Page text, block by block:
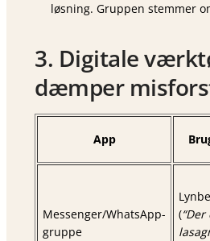
løsning. Gruppen stemmer
3. Digitale
dæmper
App
Messenger/WhatsApp-
gruppe
(